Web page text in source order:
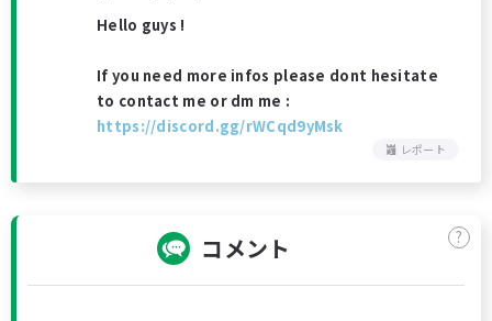
Hello guys !
If you need more infos please dont hesitate
to contact me or dm me :
https://discord.gg/rWCqd9yMsk
レポート
コメント ?